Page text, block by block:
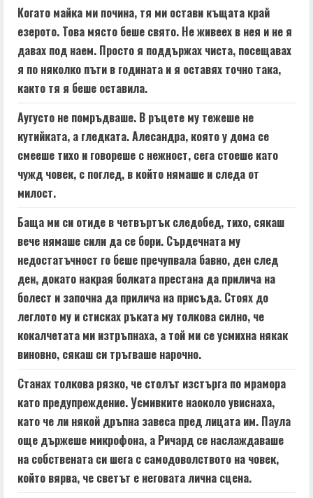
Когато майка ми почина, тя ми остави къщата край
езерото. Това място беше свято. Не живеех в нея и не я
давах под наем. Просто я поддържах чиста, посещавах
я по няколко пъти в годината и я оставях точно така,
както тя я беше оставила.
Аугусто не помръдваше. В ръцете му тежеше не
кутийката, а гледката. Алесандра, която у дома се
смееше тихо и говореше с нежност, сега стоеше като
чужд човек, с поглед, в който нямаше и следа от
милост.
Баща ми си отиде в четвъртък следобед, тихо, сякаш
вече нямаше сили да се бори. Сърдечната му
недостатъчност го беше пречупвала бавно, ден след
ден, докато накрая болката престана да прилича на
болест и започна да прилича на присъда. Стоях до
леглото му и стисках ръката му толкова силно, че
кокалчетата ми изтръпнаха, а той ми се усмихна някак
виновно, сякаш си тръгваше нарочно.
Станах толкова рязко, че столът изстърга по мрамора
като предупреждение. Усмивките наоколо увиснаха,
като че ли някой дръпна завеса пред лицата им. Паула
още държеше микрофона, а Ричард се наслаждаваше
на собствената си шега с самодоволството на човек,
който вярва, че светът е неговата лична сцена.